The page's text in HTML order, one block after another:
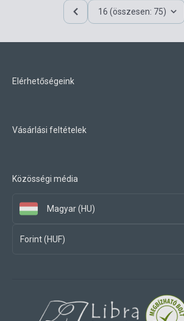
16 (összesen: 75)
Elérhetőségeink
Vásárlási feltételek
Közösségi média
Magyar (HU)
Forint (HUF)